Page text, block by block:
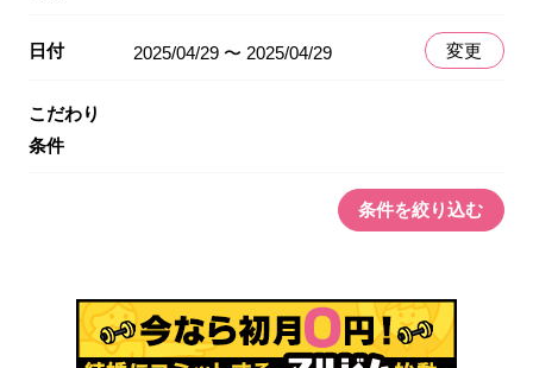
日付 2025/04/29 〜 2025/04/29 変更
こだわり
条件
条件を絞り込む